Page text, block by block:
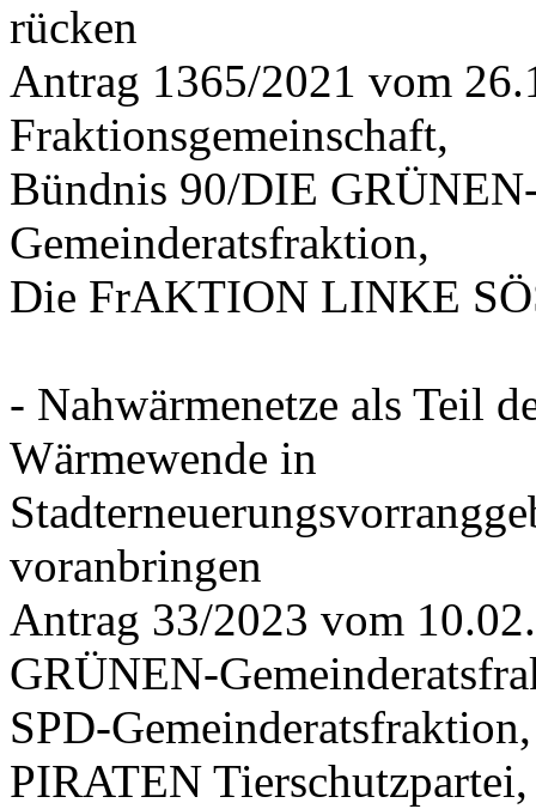
rücken
Antrag 1365/2021 vom
Fraktionsgemeinschaft,
Bündnis 90/DIE
Gemeinderatsfraktion,
Die FrAKTION LINKE
- Nahwärmenetze als Teil
Wärmewende in
voranbringen
Antrag 33/2023 vom
GRÜNEN-
SPD-
PIRATEN Tierschutzpartei,